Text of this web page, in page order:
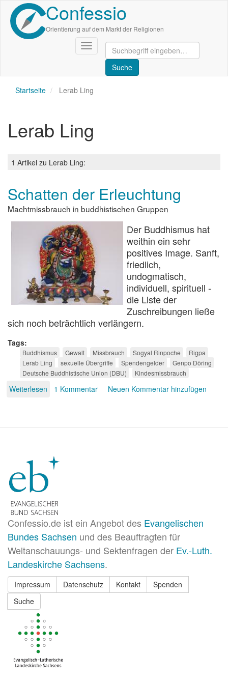
Direkt
zum
Inhalt
Confessio
Orientierung auf dem Markt der Religionen
Navigation
aktivieren/deaktivieren
Startseite Lerab Ling
Lerab Ling
1 Artikel zu Lerab Ling:
Schatten der Erleuchtung
Machtmissbrauch in buddhistischen Gruppen
Der Buddhismus hat
weithin ein sehr
positives Image. Sanft,
friedlich,
undogmatisch,
individuell, spirituell -
die Liste der
Zuschreibungen ließe
sich noch beträchtlich verlängern.
Tags
Buddhismus Gewalt Missbrauch Sogyal Rinpoche
Rigpa
Lerab Ling
sexuelle Übergriffe Spendengelder
Genpo Döring
Deutsche Buddhistische Union (DBU)
Kindesmissbrauch
Weiterlesen über
1 Kommentar Neuen Kommentar hinzufügen
Confessio.de ist ein Angebot des Evangelischen
Bundes Sachsen und des Beauftragten für
Weltanschauungs- und Sektenfragen der Ev.-Luth.
Landeskirche Sachsens.
Impressum Datenschutz Kontakt
Spenden
Suche